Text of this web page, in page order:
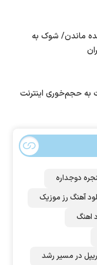
زنده ماندن/ شوک به
به حجم‌خوری اینترنت
دوجداره
آهنگ رز‌ موزیک
اهنگ
ریپل در مسیر رشد